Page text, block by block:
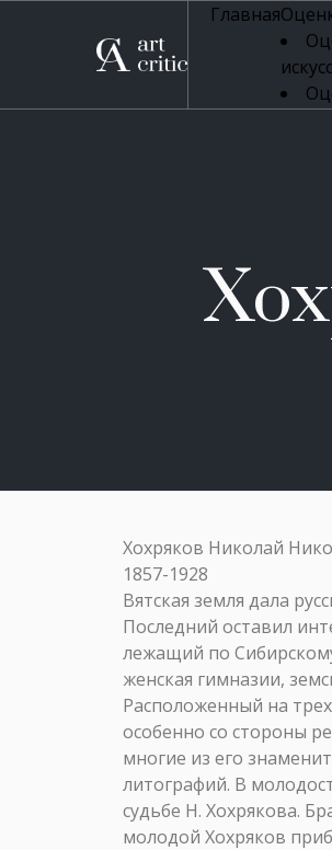
Главная
Хохряков Николай
1857-1928
Вятская земля дала
Последний оставил
лежащий по
женская гимназии,
Расположенный на
особенно со стороны
многие из его
литографий. В
судьбе Н. Хохрякова.
молодой Хохряков